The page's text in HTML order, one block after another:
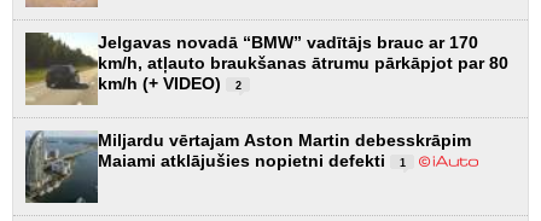
Jelgavas novadā “BMW” vadītājs brauc ar 170
km/h, atļauto braukšanas ātrumu pārkāpjot par 80
km/h (+ VIDEO)
2
Miljardu vērtajam Aston Martin debesskrāpim
Maiami atklājušies nopietni defekti
1